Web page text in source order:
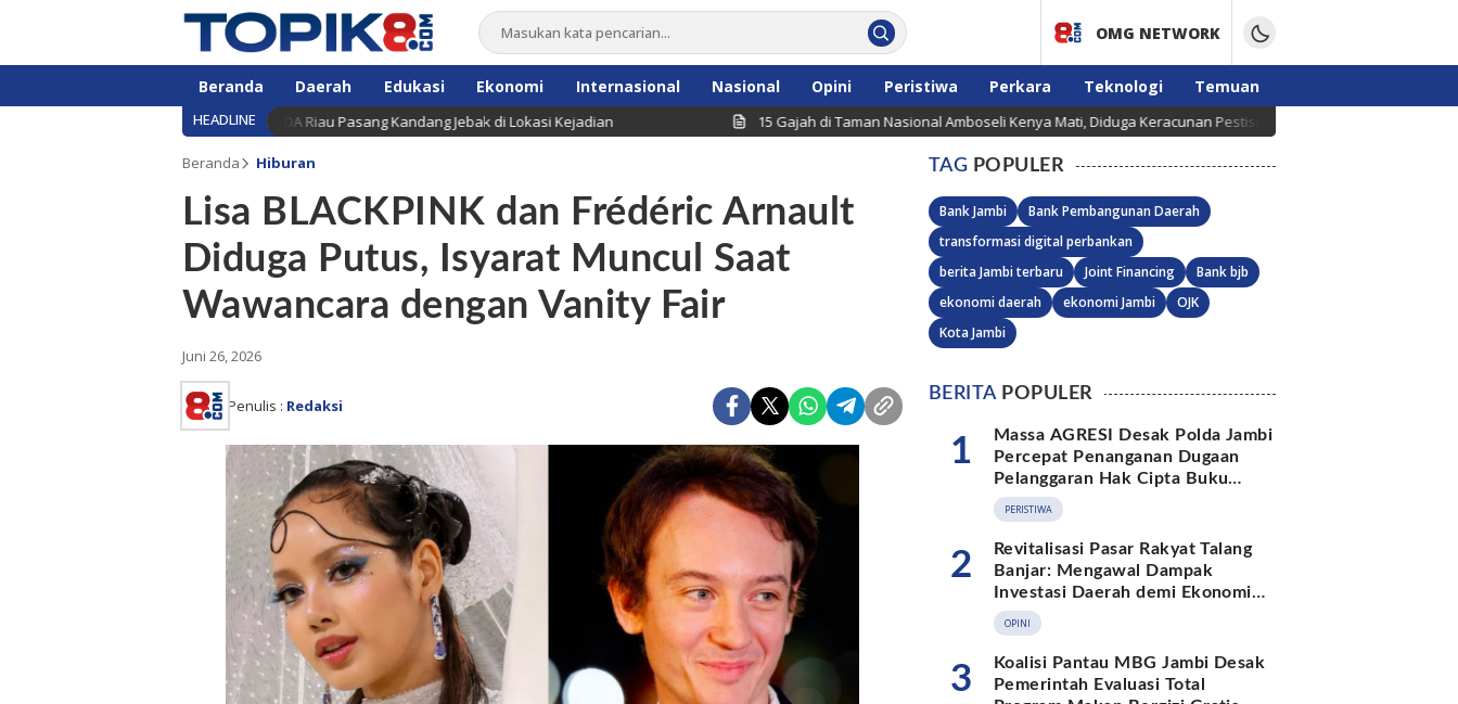
OMG NETWORK
Beranda Daerah Edukasi Ekonomi Internasional Nasional Opini Peristiwa Perkara Teknologi Temuan
HEADLINE
Diserang Beruang Madu, BBKSDA Riau Pasang Kandang Jebak di Lokasi Kejadian 15 Gajah di Taman Nasional Amboseli Kenya Mati, Diduga Keracunan Pestisida
Beranda Hiburan
Lisa BLACKPINK dan Frédéric Arnault
Diduga Putus, Isyarat Muncul Saat
Wawancara dengan Vanity Fair
Juni 26, 2026
Penulis : Redaksi
TAG POPULER
Bank Jambi
Bank Pembangunan Daerah
transformasi digital perbankan
berita Jambi terbaru
Joint Financing
Bank bjb
ekonomi daerah
ekonomi Jambi
OJK
Kota Jambi
BERITAPOPULER
1
Massa AGRESI Desak Polda Jambi
Percepat Penanganan Dugaan
Pelanggaran Hak Cipta Buku
Hukum Adat Melayu Jambi
PERISTIWA
2
Revitalisasi Pasar Rakyat Talang
Banjar: Mengawal Dampak
Investasi Daerah demi Ekonomi
Berkelanjutan
OPINI
3
Koalisi Pantau MBG Jambi Desak
Pemerintah Evaluasi Total